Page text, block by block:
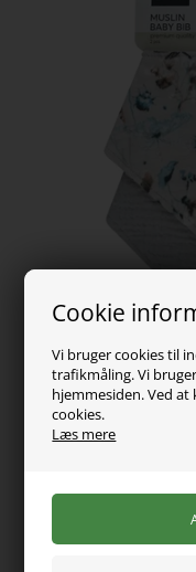
Cookie
Vi bruger cookies til
trafikmåling. Vi
hjemmesiden. Ved
cookies.
Læs mere
69,00DKK